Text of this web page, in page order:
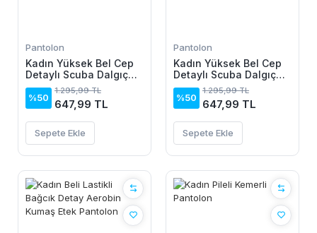
Pantolon
Kadın Yüksek Bel Cep
Detaylı Scuba Dalgıç
Pantolon
%50
1.295,99 TL
647,99 TL
Sepete Ekle
Pantolon
Kadın Yüksek Bel Cep
Detaylı Scuba Dalgıç
Pantolon
%50
1.295,99 TL
647,99 TL
Sepete Ekle